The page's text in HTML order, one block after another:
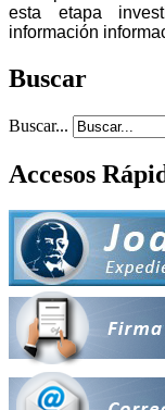
esta etapa
información
Buscar
Buscar...
Accesos